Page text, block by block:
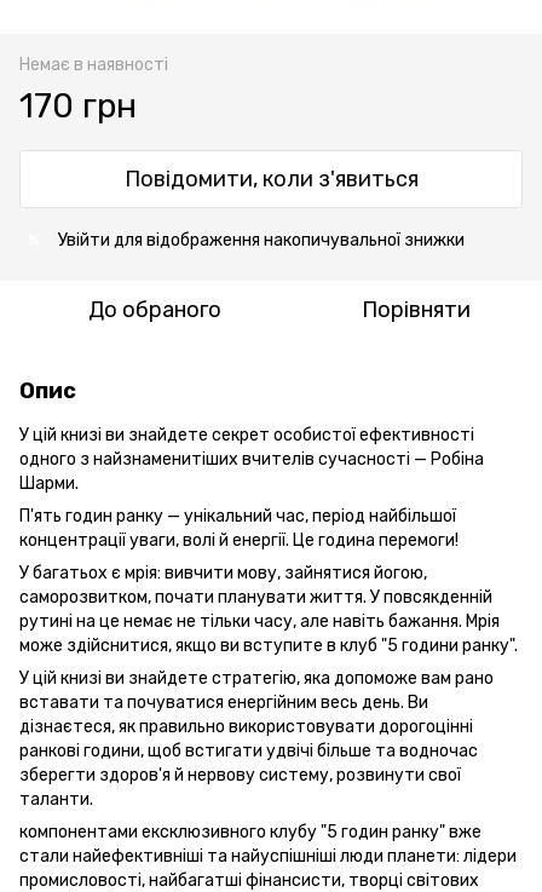
Немає в наявності
170 грн
Повідомити, коли з'явиться
Увійти для відображення накопичувальної знижки
До обраного Порівняти
Опис
У цій книзі ви знайдете секрет особистої ефективності
одного з найзнаменитіших вчителів сучасності — Робіна
Шарми.
П'ять годин ранку — унікальний час, період найбільшої
концентрації уваги, волі й енергії. Це година перемоги!
У багатьох є мрія: вивчити мову, зайнятися йогою,
саморозвитком, почати планувати життя. У повсякденній
рутині на це немає не тільки часу, але навіть бажання. Мрія
може здійснитися, якщо ви вступите в клуб "5 години ранку".
У цій книзі ви знайдете стратегію, яка допоможе вам рано
вставати та почуватися енергійним весь день. Ви
дізнаєтеся, як правильно використовувати дорогоцінні
ранкові години, щоб встигати удвічі більше та водночас
зберегти здоров'я й нервову систему, розвинути свої
таланти.
компонентами ексклюзивного клубу "5 годин ранку" вже
стали найефективніші та найуспішніші люди планети: лідери
промисловості, найбагатші фінансисти, творці світових